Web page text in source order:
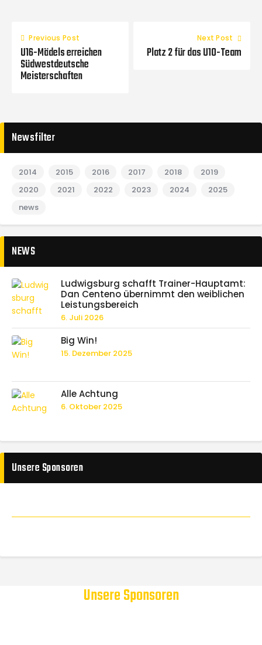
Previous Post
U16-Mädels erreichen
Südwestdeutsche
Meisterschaften
Next Post
Platz 2 für das U10-Team
Newsfilter
2014 2015 2016 2017 2018
2019
2020
2021 2022 2023 2024
2025
news
NEWS
Ludwigsburg schafft Trainer-Hauptamt:
Dan Centeno übernimmt den weiblichen
Leistungsbereich
6. Juli 2026
Big Win!
15. Dezember 2025
Alle Achtung
6. Oktober 2025
Unsere Sponsoren
Unsere Sponsoren